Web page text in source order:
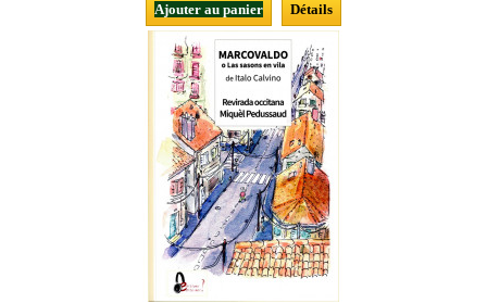
Ajouter au panier Détails